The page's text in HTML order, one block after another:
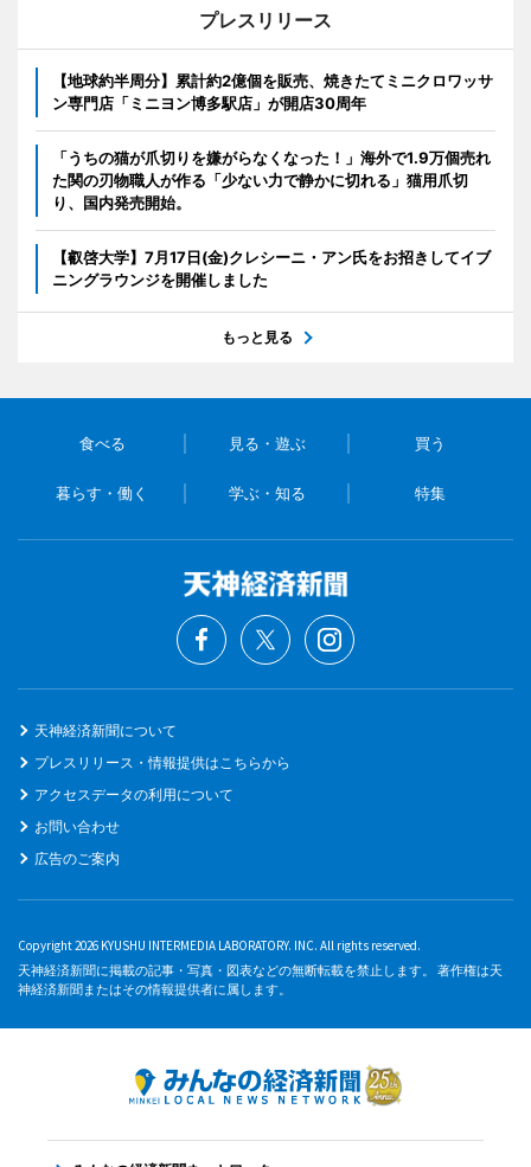
プレスリリース
【地球約半周分】累計約2億個を販売、焼きたてミニクロワッサ
ン専門店「ミニヨン博多駅店」が開店30周年
「うちの猫が爪切りを嫌がらなくなった！」海外で1.9万個売れ
た関の刃物職人が作る「少ない力で静かに切れる」猫用爪切
り、国内発売開始。
【叡啓大学】7月17日(金)クレシーニ・アン氏をお招きしてイブ
ニングラウンジを開催しました
もっと見る
食べる 見る・遊ぶ 買う
暮らす・働く 学ぶ・知る 特集
天神経済新聞について
プレスリリース・情報提供はこちらから
アクセスデータの利用について
お問い合わせ
広告のご案内
Copyright 2026 KYUSHU INTERMEDIA LABORATORY. INC. All rights reserved.
天神経済新聞に掲載の記事・写真・図表などの無断転載を禁止します。 著作権は天
神経済新聞またはその情報提供者に属します。